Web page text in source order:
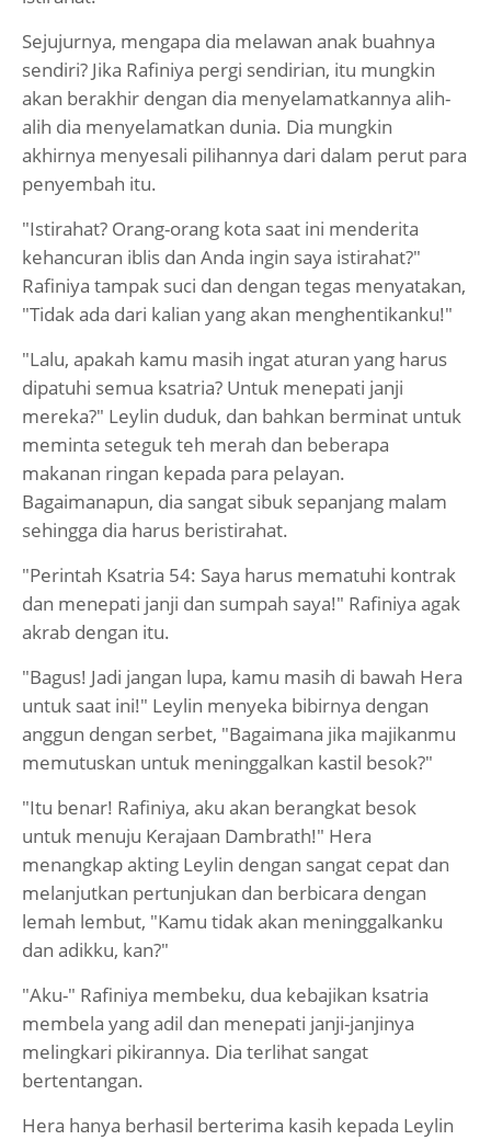
Sejujurnya, mengapa dia melawan anak buahnya
sendiri? Jika Rafiniya pergi sendirian, itu mungkin
akan berakhir dengan dia menyelamatkannya alih-
alih dia menyelamatkan dunia. Dia mungkin
akhirnya menyesali pilihannya dari dalam perut para
penyembah itu.
"Istirahat? Orang-orang kota saat ini menderita
kehancuran iblis dan Anda ingin saya istirahat?"
Rafiniya tampak suci dan dengan tegas menyatakan,
"Tidak ada dari kalian yang akan menghentikanku!"
"Lalu, apakah kamu masih ingat aturan yang harus
dipatuhi semua ksatria? Untuk menepati janji
mereka?" Leylin duduk, dan bahkan berminat untuk
meminta seteguk teh merah dan beberapa
makanan ringan kepada para pelayan.
Bagaimanapun, dia sangat sibuk sepanjang malam
sehingga dia harus beristirahat.
"Perintah Ksatria 54: Saya harus mematuhi kontrak
dan menepati janji dan sumpah saya!" Rafiniya agak
akrab dengan itu.
"Bagus! Jadi jangan lupa, kamu masih di bawah Hera
untuk saat ini!" Leylin menyeka bibirnya dengan
anggun dengan serbet, "Bagaimana jika majikanmu
memutuskan untuk meninggalkan kastil besok?"
"Itu benar! Rafiniya, aku akan berangkat besok
untuk menuju Kerajaan Dambrath!" Hera
menangkap akting Leylin dengan sangat cepat dan
melanjutkan pertunjukan dan berbicara dengan
lemah lembut, "Kamu tidak akan meninggalkanku
dan adikku, kan?"
"Aku-" Rafiniya membeku, dua kebajikan ksatria
membela yang adil dan menepati janji-janjinya
melingkari pikirannya. Dia terlihat sangat
bertentangan.
Hera hanya berhasil berterima kasih kepada Leylin